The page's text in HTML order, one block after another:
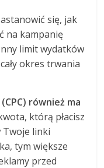
się, jak
na kampanię
limit wydatków
okres trwania
również ma
którą płacisz
Twoje linki
tym większe
przed